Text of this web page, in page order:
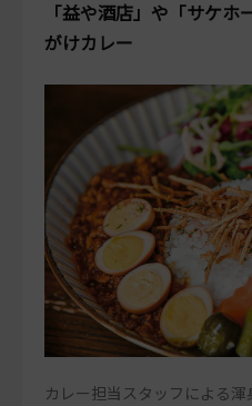
「益や酒店」や「サケ
がけカレー
カレー担当スタッフによる